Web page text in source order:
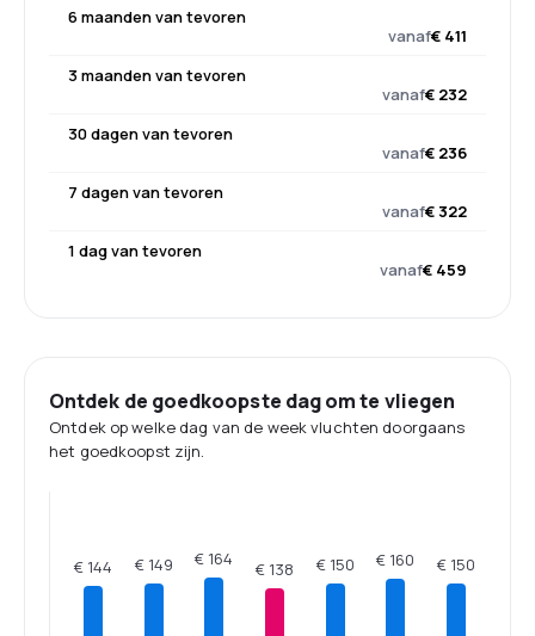
6 maanden van tevoren
vanaf€ 411
3 maanden van tevoren
vanaf€ 232
30 dagen van tevoren
vanaf€ 236
7 dagen van tevoren
vanaf€ 322
1 dag van tevoren
vanaf€ 459
Ontdek de goedkoopste dag om te vliegen
Ontdek op welke dag van de week vluchten doorgaans
het goedkoopst zijn.
€ 144 € 149 € 164 € 138 € 150 € 160 € 150